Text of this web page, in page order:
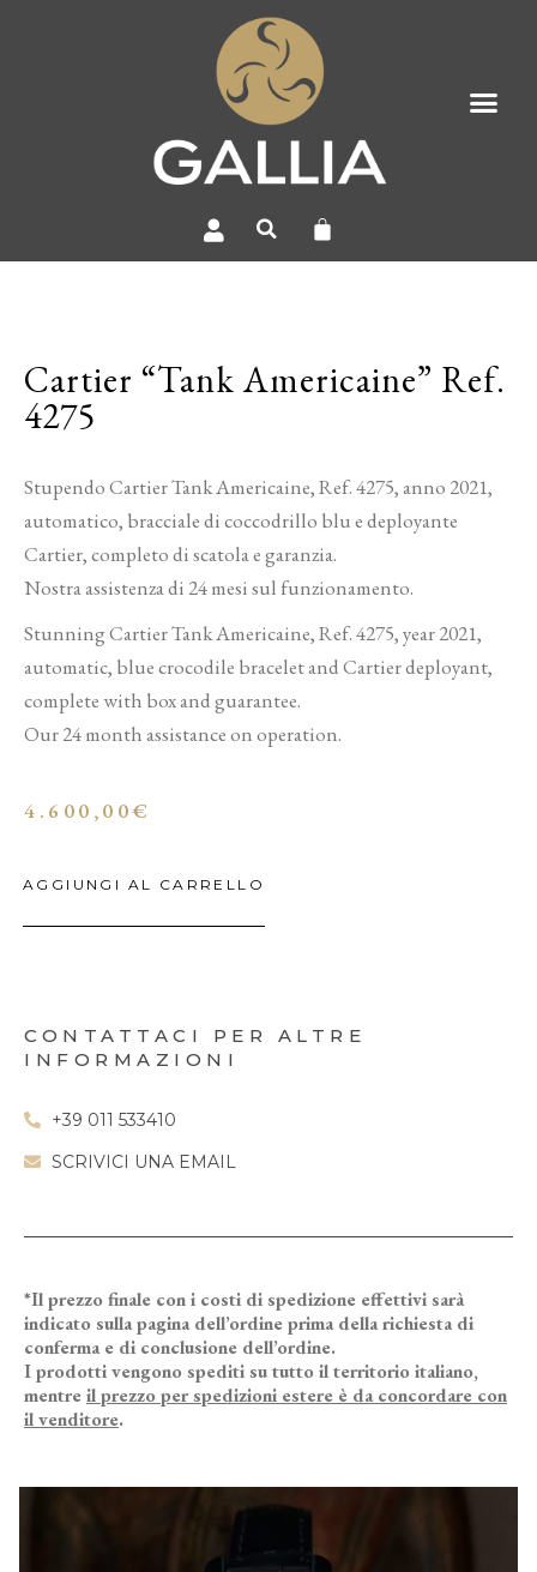
Cartier “Tank Americaine” Ref.
4275
Stupendo Cartier Tank Americaine, Ref. 4275, anno 2021,
automatico, bracciale di coccodrillo blu e deployante
Cartier, completo di scatola e garanzia.
Nostra assistenza di 24 mesi sul funzionamento.
Stunning Cartier Tank Americaine, Ref. 4275, year 2021,
automatic, blue crocodile bracelet and Cartier deployant,
complete with box and guarantee.
Our 24 month assistance on operation.
4.600,00€
AGGIUNGI AL CARRELLO
CONTATTACI PER ALTRE
INFORMAZIONI
+39 011 533410
SCRIVICI UNA EMAIL
*Il prezzo finale con i costi di spedizione effettivi sarà
indicato sulla pagina dell’ordine prima della richiesta di
conferma e di conclusione dell’ordine.
I prodotti vengono spediti su tutto il territorio italiano,
mentre il prezzo per spedizioni estere è da concordare con
il venditore.